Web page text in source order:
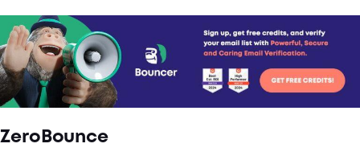
ZeroBounce